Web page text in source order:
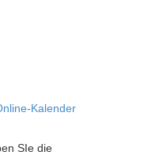
Kalender
SIe die